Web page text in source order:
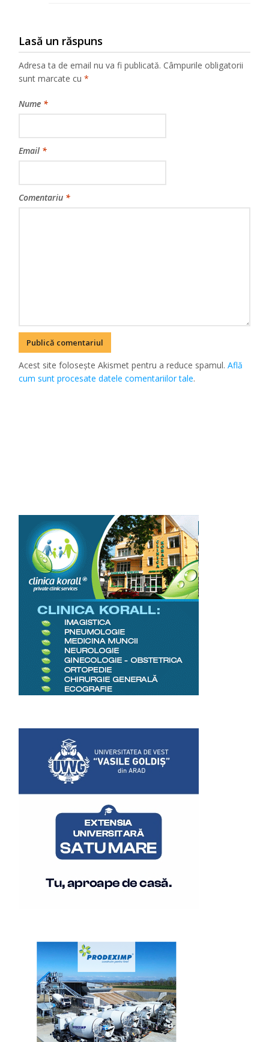
Lasă un răspuns
Adresa ta de email nu va fi publicată. Câmpurile obligatorii
sunt marcate cu*
Nume *
Email *
Comentariu *
Acest site folosește Akismet pentru a reduce spamul.Află
cum sunt procesate datele comentariilor tale.